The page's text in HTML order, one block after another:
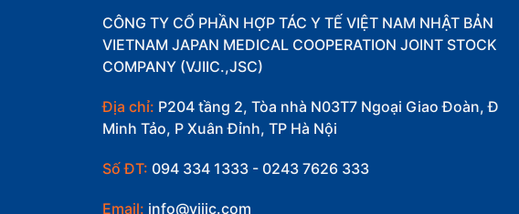
CÔNG TY CỔ PHẦN HỢP TÁC Y TẾ VIỆT NAM NHẬT BẢN
VIETNAM JAPAN MEDICAL COOPERATION JOINT STOCK
COMPANY (VJIIC.,JSC)
Địa chỉ: P204 tầng 2, Tòa nhà N03T7 Ngoại Giao Đoàn, Đ
Minh Tảo, P Xuân Đỉnh, TP Hà Nội
Số ĐT: 094 334 1333 - 0243 7626 333
Email: info@vjiic.com